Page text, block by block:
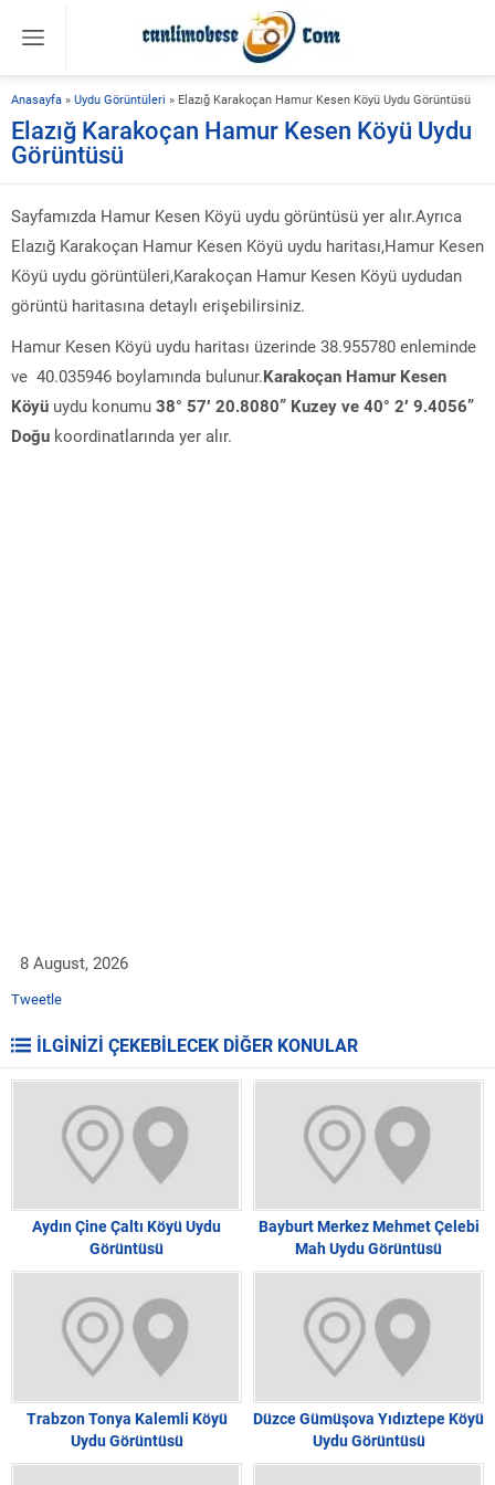
Anasayfa » Uydu Görüntüleri » Elazığ Karakoçan Hamur Kesen Köyü Uydu Görüntüsü
Elazığ Karakoçan Hamur Kesen Köyü Uydu
Görüntüsü
Sayfamızda Hamur Kesen Köyü uydu görüntüsü yer alır.Ayrıca
Elazığ Karakoçan Hamur Kesen Köyü uydu haritası,Hamur Kesen
Köyü uydu görüntüleri,Karakoçan Hamur Kesen Köyü uydudan
görüntü haritasına detaylı erişebilirsiniz.
Hamur Kesen Köyü uydu haritası üzerinde 38.955780 enleminde
ve 40.035946 boylamında bulunur.Karakoçan Hamur Kesen
Köyü uydu konumu 38° 57′ 20.8080” Kuzey ve 40° 2′ 9.4056”
Doğu koordinatlarında yer alır.
8 August, 2026
Tweetle
İLGİNİZİ ÇEKEBİLECEK DİĞER KONULAR
Aydın Çine Çaltı Köyü Uydu
Görüntüsü
Bayburt Merkez Mehmet Çelebi
Mah Uydu Görüntüsü
Trabzon Tonya Kalemli Köyü
Uydu Görüntüsü
Düzce Gümüşova Yıdıztepe Köyü
Uydu Görüntüsü